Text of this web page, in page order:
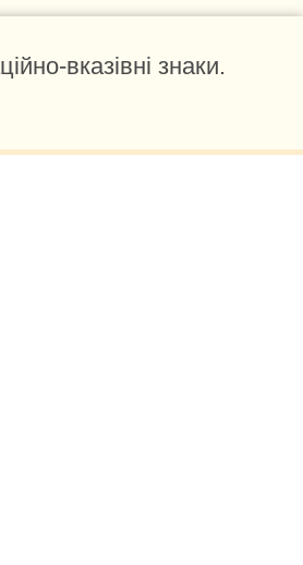
вказівні знаки.